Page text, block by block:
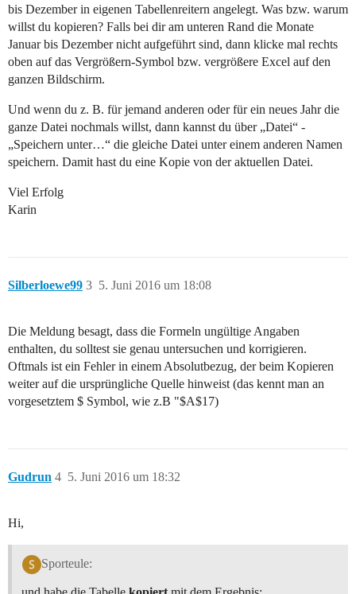
bis Dezember in eigenen Tabellenreitern angelegt. Was bzw. warum
willst du kopieren? Falls bei dir am unteren Rand die Monate
Januar bis Dezember nicht aufgeführt sind, dann klicke mal rechts
oben auf das Vergrößern-Symbol bzw. vergrößere Excel auf den
ganzen Bildschirm.
Und wenn du z. B. für jemand anderen oder für ein neues Jahr die
ganze Datei nochmals willst, dann kannst du über „Datei“ -
„Speichern unter…“ die gleiche Datei unter einem anderen Namen
speichern. Damit hast du eine Kopie von der aktuellen Datei.
Viel Erfolg
Karin
Silberloewe99 5. Juni 2016 um 18:08
3
Die Meldung besagt, dass die Formeln ungültige Angaben
enthalten, du solltest sie genau untersuchen und korrigieren.
Oftmals ist ein Fehler in einem Absolutbezug, der beim Kopieren
weiter auf die ursprüngliche Quelle hinweist (das kennt man an
vorgesetztem $ Symbol, wie z.B "$A$17)
Gudrun 5. Juni 2016 um 18:32
4
Hi,
Sporteule: